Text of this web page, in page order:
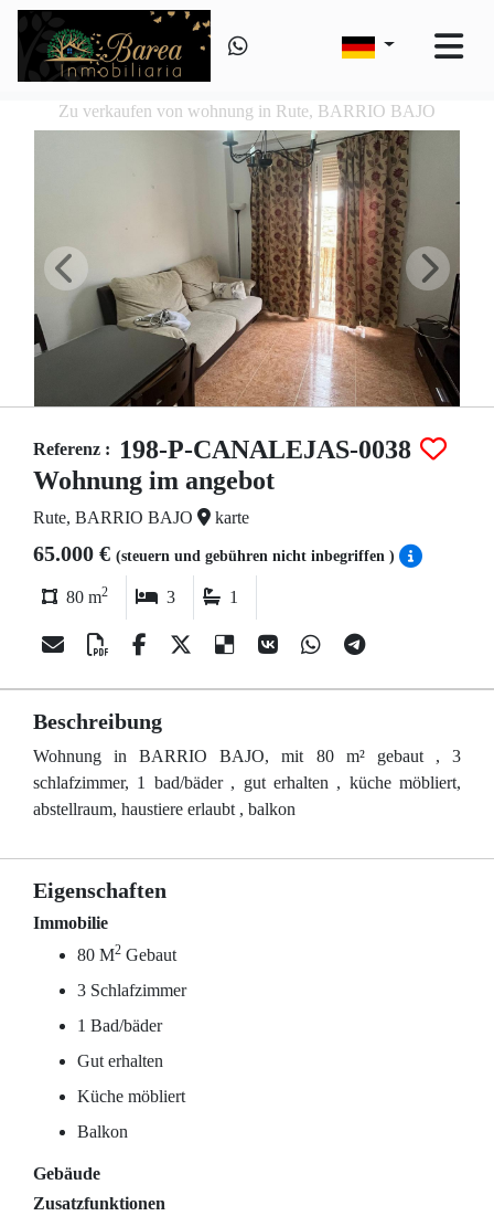
Zu verkaufen von wohnung in Rute, BARRIO BAJO
Referenz :
198-P-CANALEJAS-0038
Wohnung im angebot
Rute, BARRIO BAJO karte
65.000 € (steuern und gebühren nicht inbegriffen )
80 m2 3 1
Beschreibung
Wohnung in BARRIO BAJO, mit 80 m² gebaut , 3
schlafzimmer, 1 bad/bäder , gut erhalten , küche möbliert,
abstellraum, haustiere erlaubt , balkon
Eigenschaften
Immobilie
80 M2 Gebaut
3 Schlafzimmer
1 Bad/bäder
Gut erhalten
Küche möbliert
Balkon
Gebäude
Zusatzfunktionen